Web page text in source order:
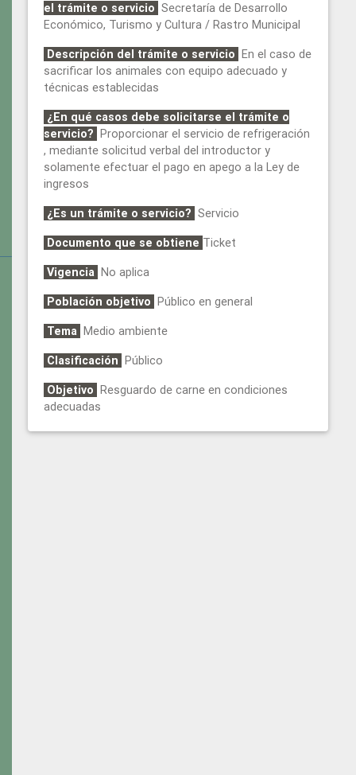
el trámite o servicio Secretaría de Desarrollo
Económico, Turismo y Cultura / Rastro Municipal
Descripción del trámite o servicio
En el caso de
sacrificar los animales con equipo adecuado y
técnicas establecidas
¿En qué casos debe solicitarse el trámite o
servicio?
Proporcionar el servicio de refrigeración
, mediante solicitud verbal del introductor y
solamente efectuar el pago en apego a la Ley de
ingresos
¿Es un trámite o servicio? Servicio
Documento que se obtiene Ticket
Vigencia No aplica
Población objetivo Público en general
Tema Medio ambiente
Clasificación Público
Objetivo
Resguardo de carne en condiciones
adecuadas